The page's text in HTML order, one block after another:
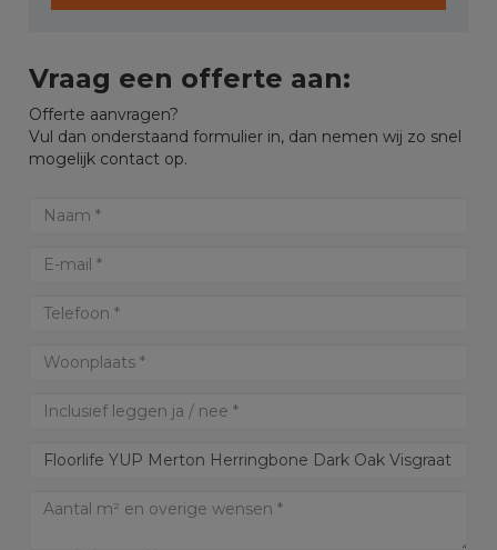
Vraag een offerte aan:
Offerte aanvragen?
Vul dan onderstaand formulier in, dan nemen wij zo snel
mogelijk contact op.